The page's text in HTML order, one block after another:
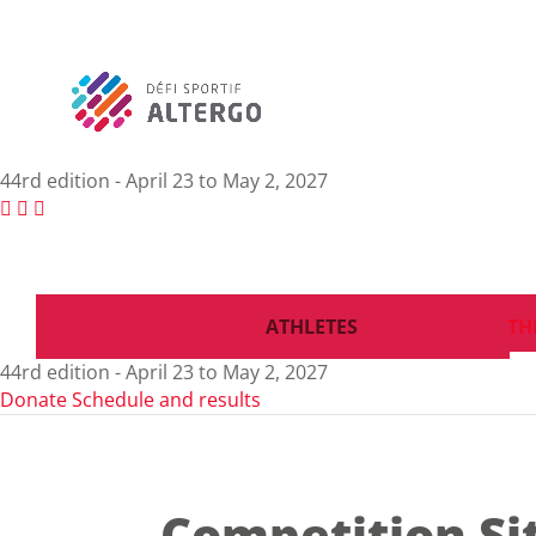
44rd edition - April 23 to May 2, 2027
ATHLETES
44rd edition - April 23 to May 2, 2027
DonateSchedule and results